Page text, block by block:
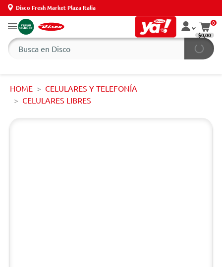
Disco Fresh Market Plaza Italia
0
$0,00
HOME
CELULARES Y TELEFONÍA
CELULARES LIBRES